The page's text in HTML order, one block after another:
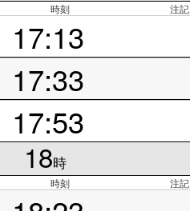
時刻 注記
17:13
17:33
17:53
18時
時刻 注記